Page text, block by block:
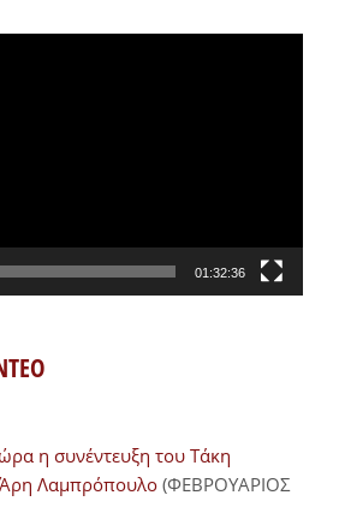
01:32:36
η συνέντευξη του Τάκη
Λαμπρόπουλο (ΦΕΒΡΟΥΑΡΙΟΣ